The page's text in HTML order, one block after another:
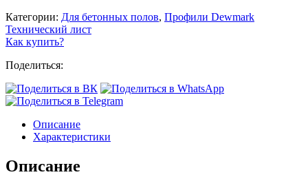
Категории: Для бетонных полов, Профили Dewmark
Технический лист
Как купить?
Поделиться:
Описание
Характеристики
Описание